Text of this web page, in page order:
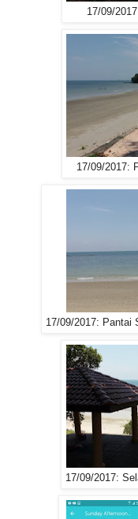
17/09/
17/09/2017:
17/09/2017: Pantai
17/09/2017: